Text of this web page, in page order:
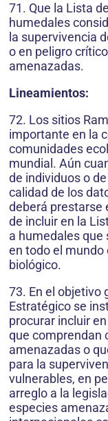
71. Que la Lista
humedales
la supervivencia
o en peligro
amenazadas.
Lineamientos:
72. Los sitios
importante en la
comunidades
mundial. Aún
de individuos o
calidad de los
deberá prestarse
de incluir en la
a humedales
en todo el mundo
biológico.
73. En el objetivo
Estratégico se
procurar incluir
que comprendan
amenazadas o
para la
vulnerables, en
arreglo a la
especies